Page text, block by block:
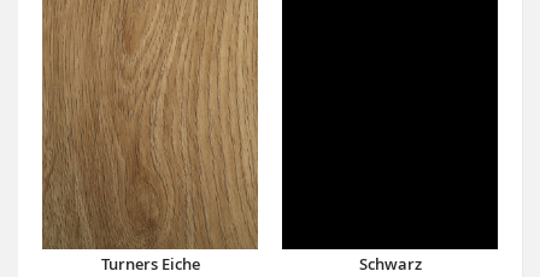
Turners Eiche Schwarz